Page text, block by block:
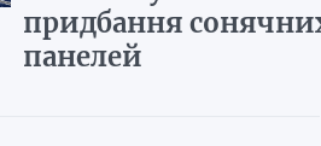
придбання
панелей